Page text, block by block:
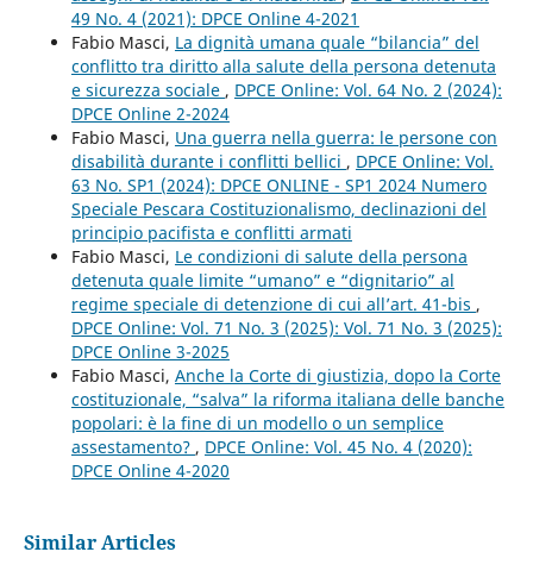
49 No. 4 (2021): DPCE Online 4-2021
Fabio Masci, La dignità umana quale “bilancia” del
conflitto tra diritto alla salute della persona detenuta
e sicurezza sociale , DPCE Online: Vol. 64 No. 2 (2024):
DPCE Online 2-2024
Fabio Masci, Una guerra nella guerra: le persone con
disabilità durante i conflitti bellici , DPCE Online: Vol.
63 No. SP1 (2024): DPCE ONLINE - SP1 2024 Numero
Speciale Pescara Costituzionalismo, declinazioni del
principio pacifista e conflitti armati
Fabio Masci, Le condizioni di salute della persona
detenuta quale limite “umano” e “dignitario” al
regime speciale di detenzione di cui all’art. 41-bis ,
DPCE Online: Vol. 71 No. 3 (2025): Vol. 71 No. 3 (2025):
DPCE Online 3-2025
Fabio Masci, Anche la Corte di giustizia, dopo la Corte
costituzionale, “salva” la riforma italiana delle banche
popolari: è la fine di un modello o un semplice
assestamento? , DPCE Online: Vol. 45 No. 4 (2020):
DPCE Online 4-2020
Similar Articles